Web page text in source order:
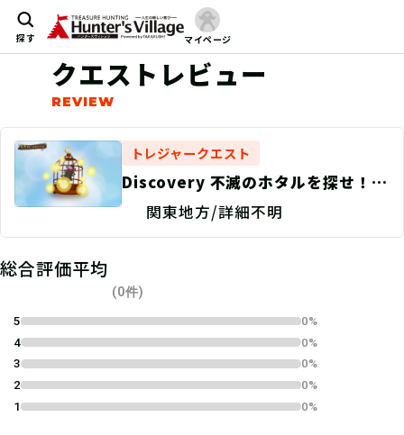
探す マイページ
クエストレビュー
トレジャークエスト
Discovery 不滅のホタルを探せ！/
捜索地点特定
関東地方/詳細不明
総合評価平均
(0件)
5
0%
4
0%
3
0%
2
0%
1
0%